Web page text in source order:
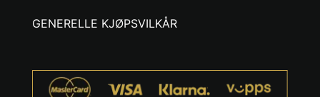
GENERELLE KJØPSVILKÅR